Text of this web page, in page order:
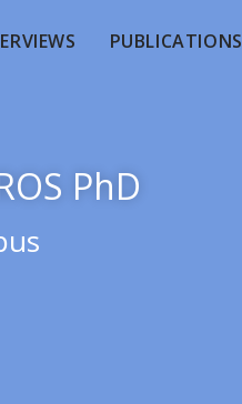
PUBLICATIONS
PhD